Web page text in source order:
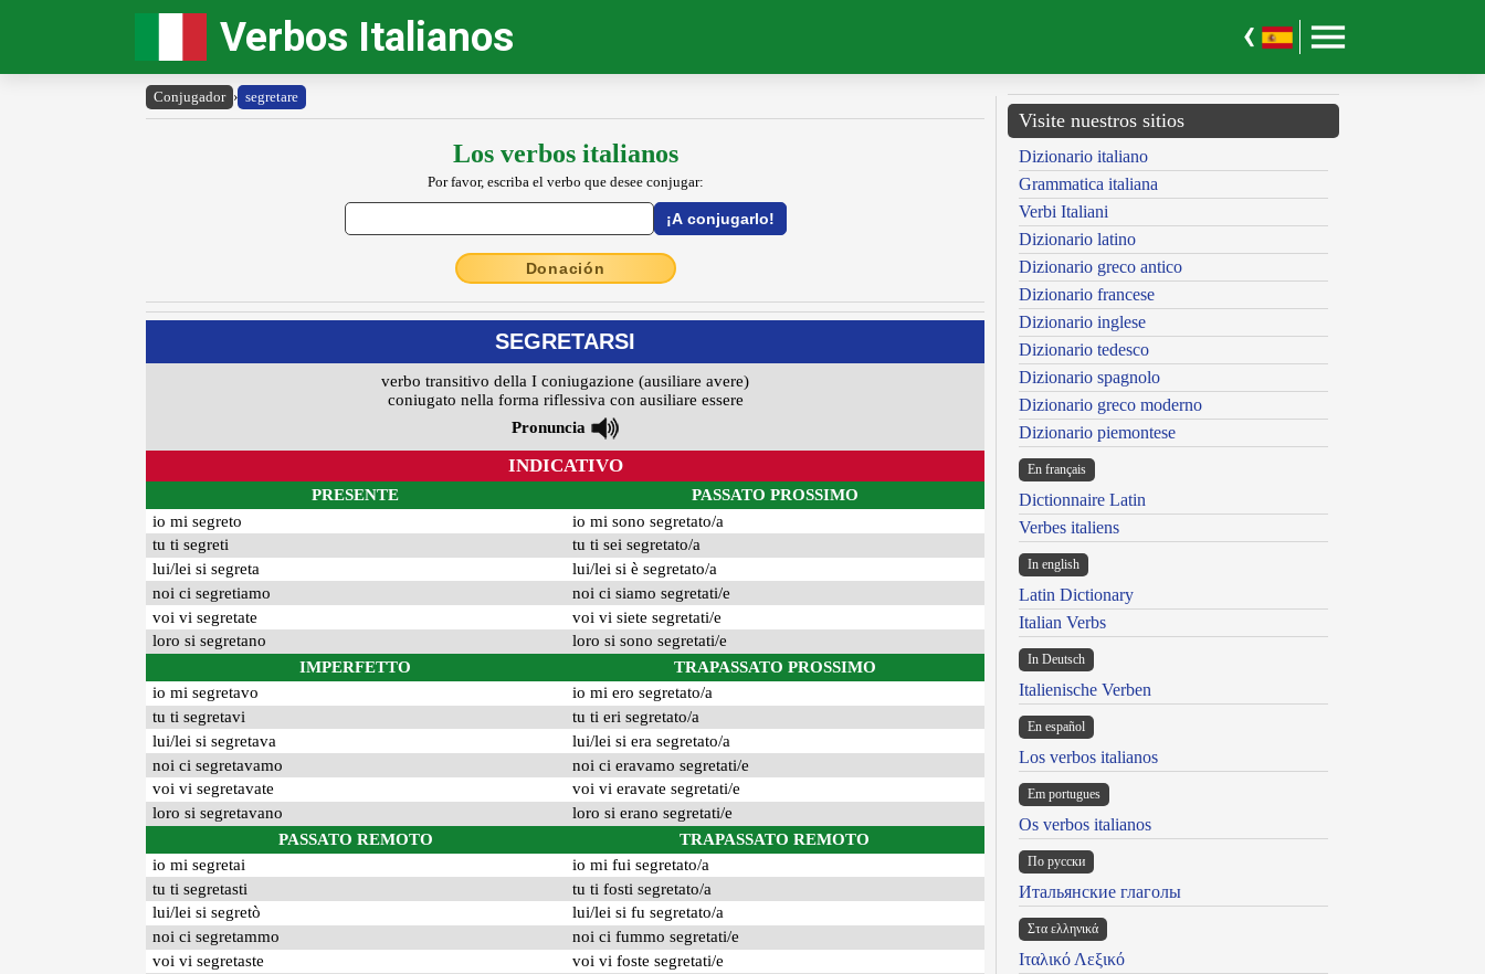
Verbos Italianos
Conjugador › segretare
Los verbos italianos
Por favor, escriba el verbo que desee conjugar:
Donación
SEGRETARSI
verbo transitivo della I coniugazione (ausiliare avere)
coniugato nella forma riflessiva con ausiliare essere
Pronuncia
INDICATIVO
PRESENTE
io mi segreto
tu ti segreti
lui/lei si segreta
noi ci segretiamo
voi vi segretate
loro si segretano
IMPERFETTO
io mi segretavo
tu ti segretavi
lui/lei si segretava
noi ci segretavamo
voi vi segretavate
loro si segretavano
PASSATO REMOTO
io mi segretai
tu ti segretasti
lui/lei si segretò
noi ci segretammo
voi vi segretaste
PASSATO PROSSIMO
io mi sono segretato/a
tu ti sei segretato/a
lui/lei si è segretato/a
noi ci siamo segretati/e
voi vi siete segretati/e
loro si sono segretati/e
TRAPASSATO PROSSIMO
io mi ero segretato/a
tu ti eri segretato/a
lui/lei si era segretato/a
noi ci eravamo segretati/e
voi vi eravate segretati/e
loro si erano segretati/e
TRAPASSATO REMOTO
io mi fui segretato/a
tu ti fosti segretato/a
lui/lei si fu segretato/a
noi ci fummo segretati/e
voi vi foste segretati/e
Visite nuestros sitios
Dizionario italiano
Grammatica italiana
Verbi Italiani
Dizionario latino
Dizionario greco antico
Dizionario francese
Dizionario inglese
Dizionario tedesco
Dizionario spagnolo
Dizionario greco moderno
Dizionario piemontese
En français
Dictionnaire Latin
Verbes italiens
In english
Latin Dictionary
Italian Verbs
In Deutsch
Italienische Verben
En español
Los verbos italianos
Em portugues
Os verbos italianos
По русски
Итальянские глаголы
Στα ελληνικά
Ιταλικό Λεξικό